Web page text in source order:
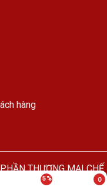
hàng
THƯƠNG MẠI CHẾ
TÂN PHÚ
5% 0